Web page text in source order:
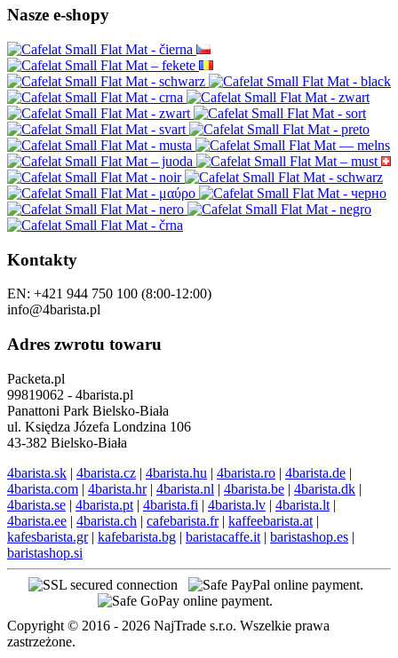
Nasze e-shopy
Kontakty
EN: +421 944 750 100 (8:00-12:00)
info@4barista.pl
Adres zwrotu towaru
Packeta.pl
99819062 - 4barista.pl
Panattoni Park Bielsko-Biała
ul. Księdza Józefa Londzina 106
43-382 Bielsko-Biała
4barista.sk | 4barista.cz | 4barista.hu | 4barista.ro | 4barista.de |
4barista.com | 4barista.hr| 4barista.nl | 4barista.be | 4barista.dk |
4barista.se | 4barista.pt | 4barista.fi | 4barista.lv | 4barista.lt |
4barista.ee | 4barista.ch | cafebarista.fr| kaffeebarista.at |
kafesbarista.gr| kafebarista.bg | baristacaffe.it | baristashop.es |
baristashop.si
Copyright © 2016 - 2026 NajTrade s.r.o. Wszelkie prawa
zastrzeżone.